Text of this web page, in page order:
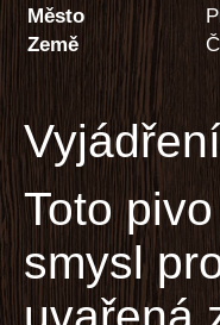
Město
Země
Toto
smysl